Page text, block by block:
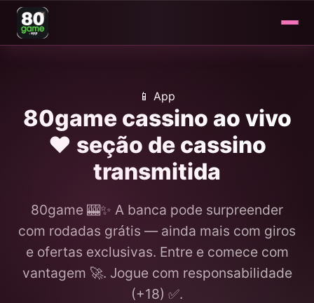
📱 App
80game cassino ao vivo
❤️ seção de cassino
transmitida
80game 🎰✨ A banca pode surpreender
com rodadas grátis — ainda mais com giros
e ofertas exclusivas. Entre e comece com
vantagem 🚀. Jogue com responsabilidade
(+18) ✅.